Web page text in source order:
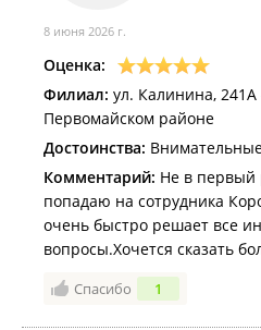
берут трубку.
8 июня 2026 г.
Оценка:
Филиал: ул. Калинина, 241А
Первомайском районе
Достоинства:
Комментарий: Не в первый
попадаю на сотрудника
очень быстро решает все
вопросы.Хочется сказать
Спасибо 1